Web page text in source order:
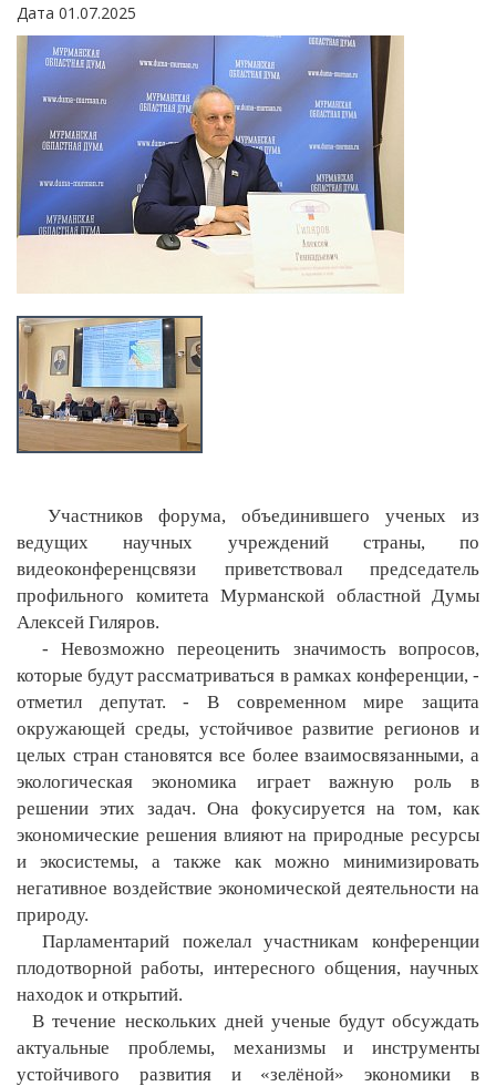
Дата 01.07.2025
Участников форума, объединившего ученых из
ведущих научных учреждений страны, по
видеоконференцсвязи приветствовал председатель
профильного комитета Мурманской областной Думы
Алексей Гиляров.
- Невозможно переоценить значимость вопросов,
которые будут рассматриваться в рамках конференции, -
отметил депутат. - В современном мире защита
окружающей среды, устойчивое развитие регионов и
целых стран становятся все более взаимосвязанными, а
экологическая экономика играет важную роль в
решении этих задач. Она фокусируется на том, как
экономические решения влияют на природные ресурсы
и экосистемы, а также как можно минимизировать
негативное воздействие экономической деятельности на
природу.
Парламентарий пожелал участникам конференции
плодотворной работы, интересного общения, научных
находок и открытий.
В течение нескольких дней ученые будут обсуждать
актуальные проблемы, механизмы и инструменты
устойчивого развития и «зелёной» экономики в